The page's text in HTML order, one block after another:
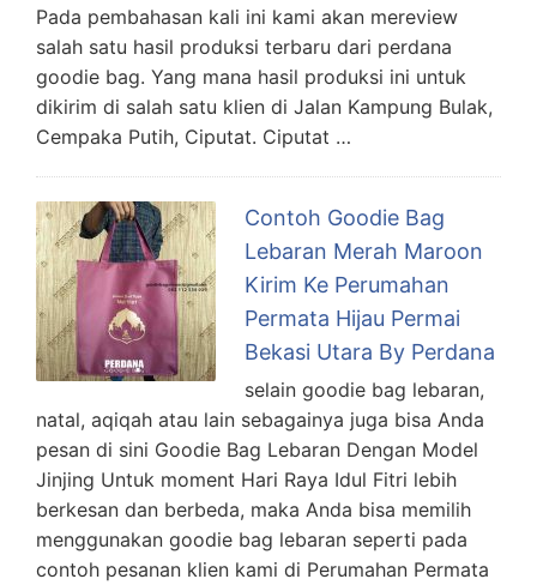
Pada pembahasan kali ini kami akan mereview
salah satu hasil produksi terbaru dari perdana
goodie bag. Yang mana hasil produksi ini untuk
dikirim di salah satu klien di Jalan Kampung Bulak,
Cempaka Putih, Ciputat. Ciputat …
Contoh Goodie Bag
Lebaran Merah Maroon
Kirim Ke Perumahan
Permata Hijau Permai
Bekasi Utara By Perdana
selain goodie bag lebaran,
natal, aqiqah atau lain sebagainya juga bisa Anda
pesan di sini Goodie Bag Lebaran Dengan Model
Jinjing Untuk moment Hari Raya Idul Fitri lebih
berkesan dan berbeda, maka Anda bisa memilih
menggunakan goodie bag lebaran seperti pada
contoh pesanan klien kami di Perumahan Permata